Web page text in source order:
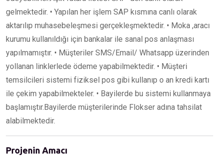
gelmektedir. • Yapılan her işlem SAP kısmına canlı olarak
aktarılıp muhasebeleşmesi gerçekleşmektedir. • Moka ,aracı
kurumu kullanıldığı için bankalar ile sanal pos anlaşması
yapılmamıştır. • Müşteriler SMS/Email/ Whatsapp üzerinden
yollanan linklerlede ödeme yapabilmektedir. • Müşteri
temsilcileri sistemi fiziksel pos gibi kullanıp o an kredi kartı
ile çekim yapabilmekteler. • Bayilerde bu sistemi kullanmaya
başlamıştır.Bayilerde müşterilerinde Flokser adına tahsilat
alabilmektedir.
Projenin Amacı